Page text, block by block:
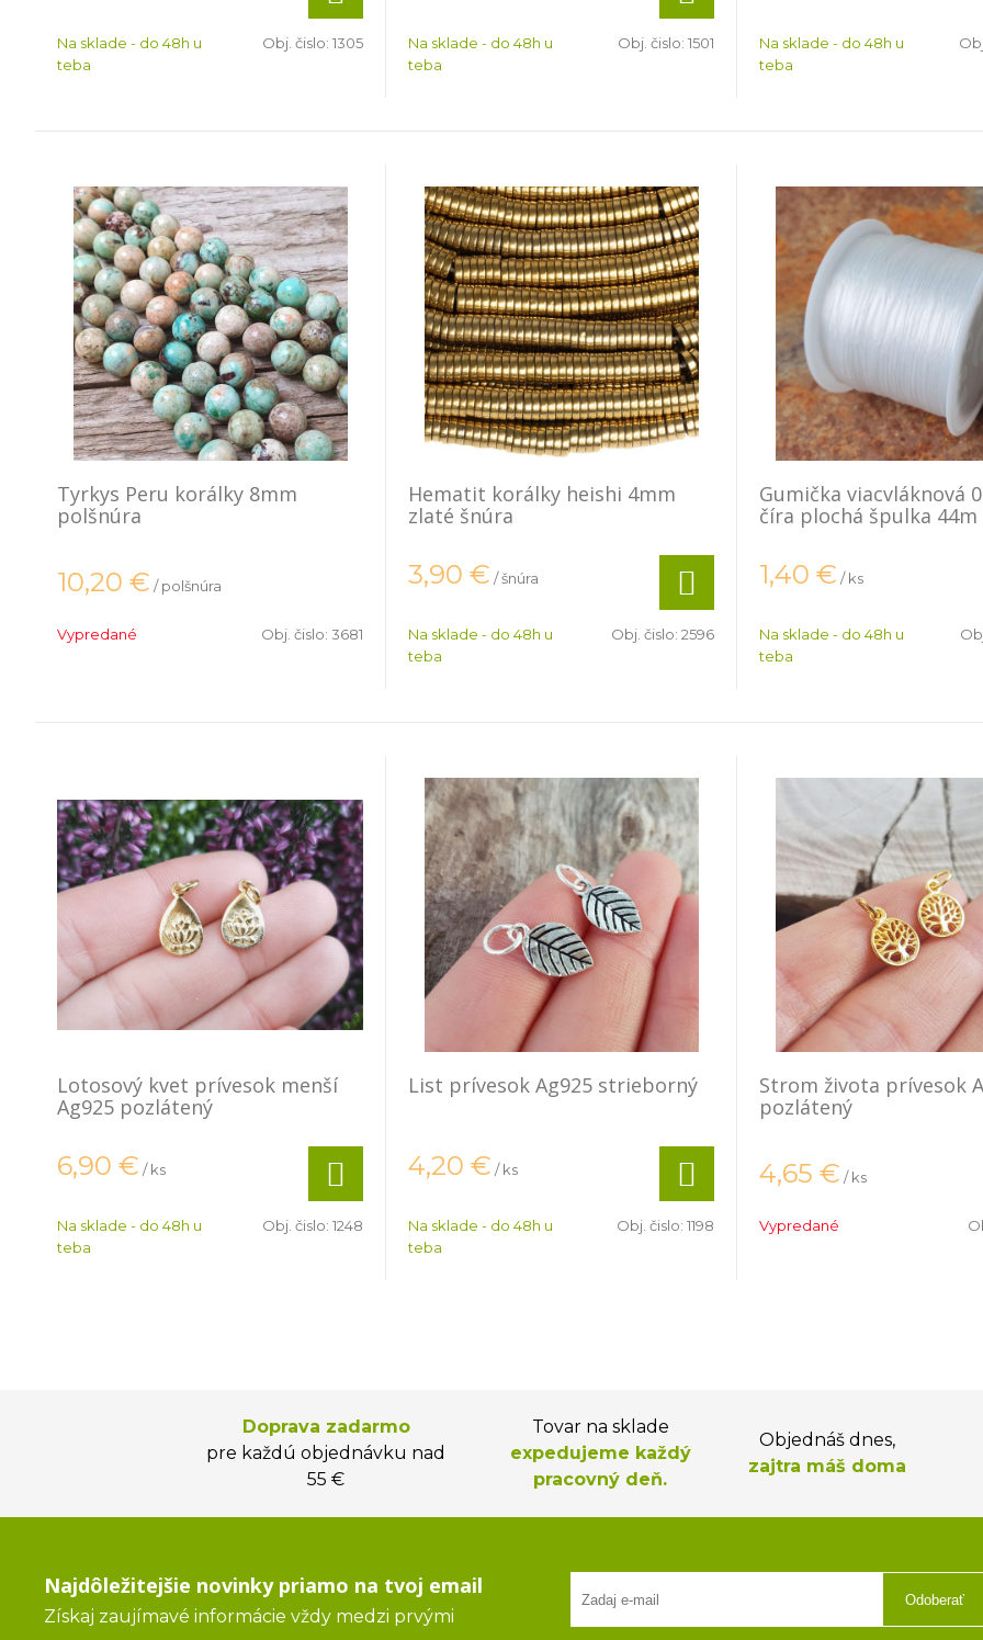
Na sklade - do 48h u
teba
Obj. čislo: 1305
Na sklade - do 48h u
teba
Obj. čislo: 1501
Na sklade - do 48h u
teba
Tyrkys Peru korálky 8mm
polšnúra
10,20 € / polšnúra
Vypredané Obj. čislo: 3681
Hematit korálky heishi 4mm
zlaté šnúra
3,90 € / šnúra
Na sklade - do 48h u
teba
Obj. čislo: 2596
Gumička viacvláknová
číra plochá špulka 44m
1,40 € / ks
Na sklade - do 48h u
teba
Lotosový kvet prívesok menší
Ag925 pozlátený
6,90 € / ks
Na sklade - do 48h u
teba
Obj. čislo: 1248
List prívesok Ag925 strieborný
4,20 € / ks
Na sklade - do 48h u
teba
Obj. čislo: 1198
Strom života prívesok
pozlátený
4,65 € / ks
Vypredané
Doprava zadarmo
pre každú objednávku nad
55 €
Tovar na sklade
expedujeme každý
pracovný deň.
Objednáš dnes,
zajtra máš doma
Najdôležitejšie novinky priamo na tvoj email
Získaj zaujímavé informácie vždy medzi prvými
Odoberať